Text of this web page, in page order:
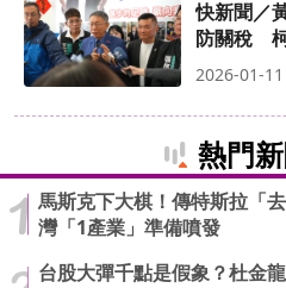
快新聞／
防關稅
2026-01-
熱門
馬斯克下大棋！傳特斯拉「
灣「1產業」準備噴發
台股大彈千點是假象？杜金